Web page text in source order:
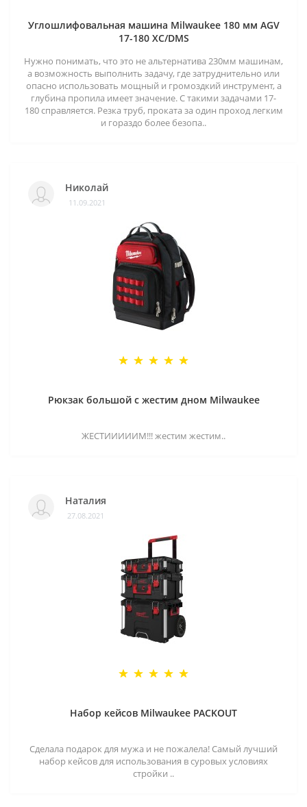
Углошлифовальная машина Milwaukee 180 мм AGV
17-180 XC/DMS
Нужно понимать, что это не альтернатива 230мм машинам,
а возможность выполнить задачу, где затруднительно или
опасно использовать мощный и громоздкий инструмент, а
глубина пропила имеет значение. С такими задачами 17-
180 справляется. Резка труб, проката за один проход легким
и гораздо более безопа..
Николай
11.09.2021
Рюкзак большой с жестим дном Milwaukee
ЖЕСТИИИИИМ!!! жестим жестим..
Наталия
27.08.2021
Набор кейсов Milwaukee PACKOUT
Сделала подарок для мужа и не пожалела! Самый лучший
набор кейсов для использования в суровых условиях
стройки ..